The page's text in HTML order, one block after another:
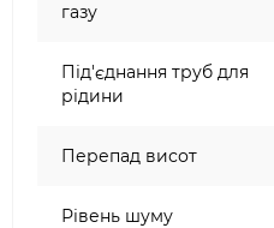
газу
Під'єднання труб для
рідини
Перепад висот
Рівень шуму